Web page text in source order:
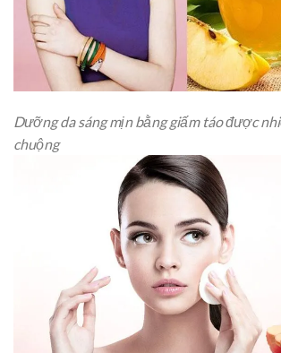
Dưỡng da sáng mịn bằng giấm táo được
chuộng